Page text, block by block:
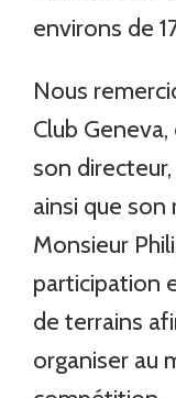
environs de
Nous
Club
son
ainsi que son
Monsieur
participation
de terrains
organiser au